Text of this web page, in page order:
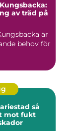
av träd på
är
behov för
så
mot fukt